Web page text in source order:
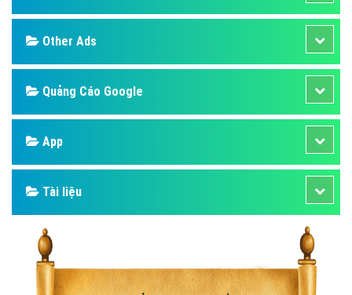
Other Ads
Quảng Cáo Google
App
Tài liệu